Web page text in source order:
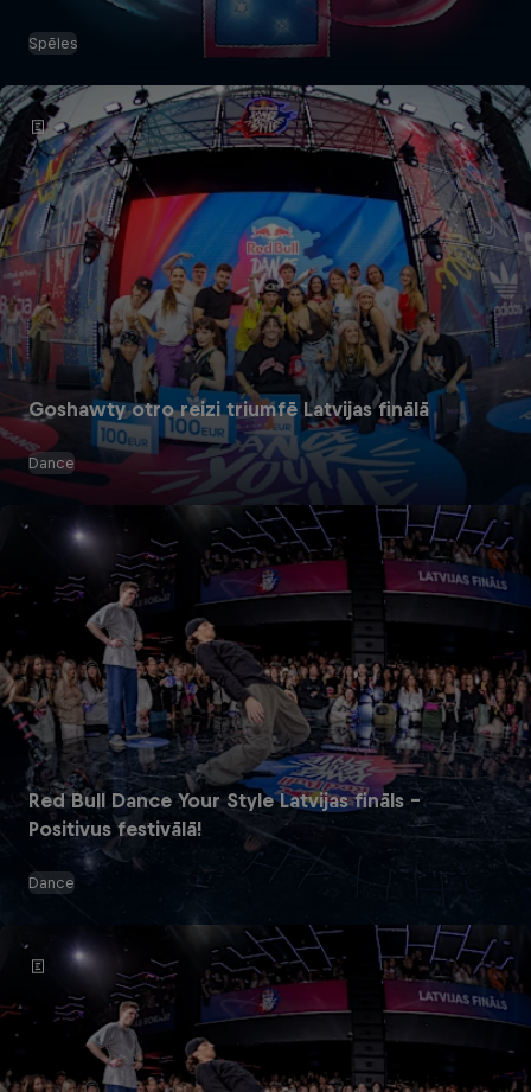
Spēles
Goshawty otro reizi triumfē Latvijas finālā
Dance
Red Bull Dance Your Style Latvijas fināls –
Positivus festivālā!
Dance